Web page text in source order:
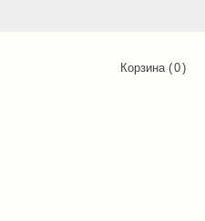
Корзина ( )
0